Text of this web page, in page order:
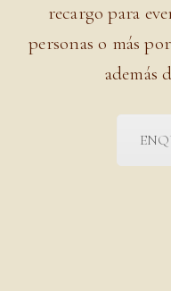
recargo para
personas o más
además